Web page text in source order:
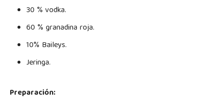
30 % vodka.
60 % granadina roja.
10% Baileys.
Jeringa.
Preparación: